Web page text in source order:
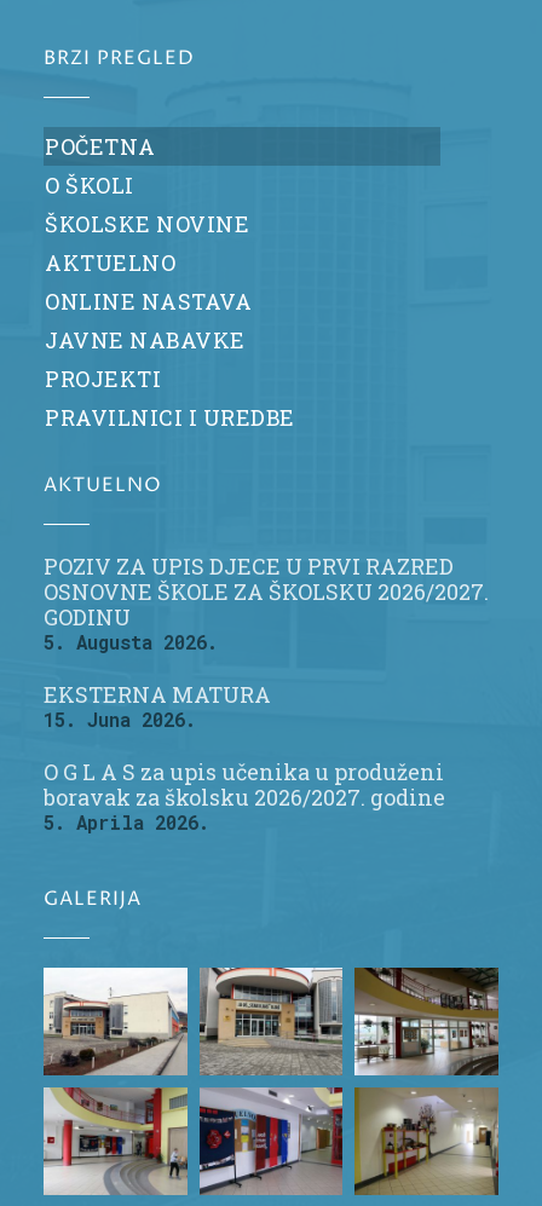
BRZI PREGLED
POČETNA
O ŠKOLI
ŠKOLSKE NOVINE
AKTUELNO
ONLINE NASTAVA
JAVNE NABAVKE
PROJEKTI
PRAVILNICI I UREDBE
AKTUELNO
POZIV ZA UPIS DJECE U PRVI RAZRED
OSNOVNE ŠKOLE ZA ŠKOLSKU 2026/2027.
GODINU
5. Augusta 2026.
EKSTERNA MATURA
15. Juna 2026.
O G L A S za upis učenika u produženi
boravak za školsku 2026/2027. godine
5. Aprila 2026.
GALERIJA